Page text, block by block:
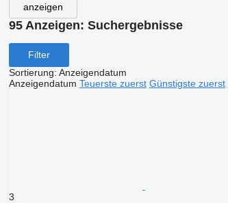
anzeigen
95 Anzeigen: Suchergebnisse
Filter
Sortierung: Anzeigendatum
Anzeigendatum Teuerste zuerst Günstigste zuerst
3